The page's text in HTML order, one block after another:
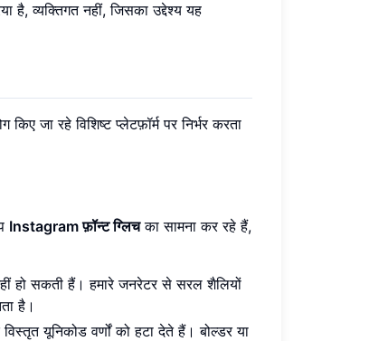
है, व्यक्तिगत नहीं, जिसका उद्देश्य यह
जा रहे विशिष्ट प्लेटफ़ॉर्म पर निर्भर करता
Instagram फ़ॉन्ट ग्लिचका सामना कर रहे हैं,
हो सकती हैं। हमारे जनरेटर से सरल शैलियों
है।
यूनिकोड वर्णों को हटा देते हैं। बोल्डर या